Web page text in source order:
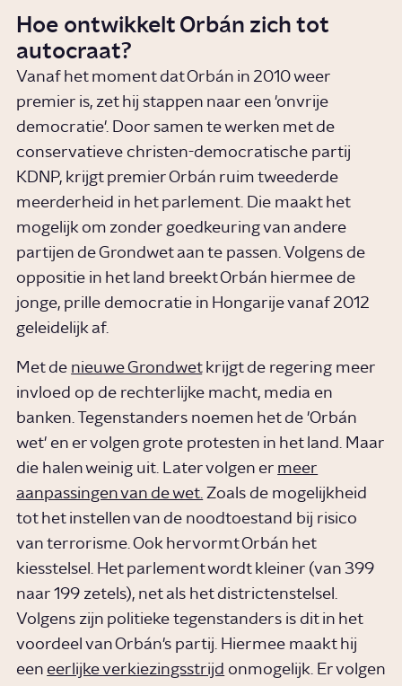
Hoe ontwikkelt Orbán zich tot
autocraat?
Vanaf het moment dat Orbán in 2010 weer
premier is, zet hij stappen naar een 'onvrije
democratie'. Door samen te werken met de
conservatieve christen-democratische partij
KDNP, krijgt premier Orbán ruim tweederde
meerderheid in het parlement. Die maakt het
mogelijk om zonder goedkeuring van andere
partijen de Grondwet aan te passen. Volgens de
oppositie in het land breekt Orbán hiermee de
jonge, prille democratie in Hongarije vanaf 2012
geleidelijk af.
Met de nieuwe Grondwetkrijgt de regering meer
invloed op de rechterlijke macht, media en
banken. Tegenstanders noemen het de 'Orbán
wet' en er volgen grote protesten in het land. Maar
die halen weinig uit. Later volgen er meer
aanpassingen van de wet. Zoals de mogelijkheid
tot het instellen van de noodtoestand bij risico
van terrorisme. Ook hervormt Orbán het
kiesstelsel. Het parlement wordt kleiner (van 399
naar 199 zetels), net als het districtenstelsel.
Volgens zijn politieke tegenstanders is dit in het
voordeel van Orbán's partij. Hiermee maakt hij
een eerlijke verkiezingsstrijd onmogelijk. Er volgen